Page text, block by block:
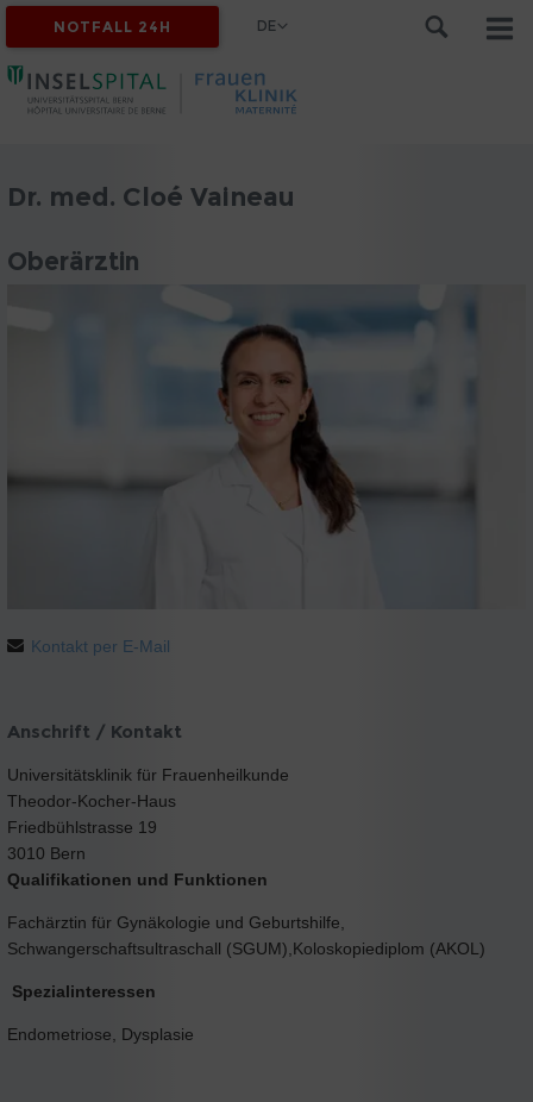
NOTFALL 24H DE
Dr. med. Cloé Vaineau
Oberärztin
Kontakt per E-Mail
Anschrift / Kontakt
Universitätsklinik für Frauenheilkunde
Theodor-Kocher-Haus
Friedbühlstrasse 19
3010 Bern
Qualifikationen und Funktionen
Fachärztin für Gynäkologie und Geburtshilfe,
Schwangerschaftsultraschall (SGUM),Koloskopiediplom (AKOL)
Spezialinteressen
Endometriose, Dysplasie